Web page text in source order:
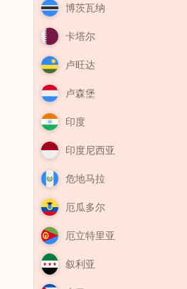
博茨瓦纳
卡塔尔
卢旺达
卢森堡
印度
印度尼西亚
危地马拉
厄瓜多尔
厄立特里亚
叙利亚